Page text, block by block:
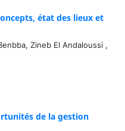
état des lieux et
Zineb El Andaloussi ,
de la gestion